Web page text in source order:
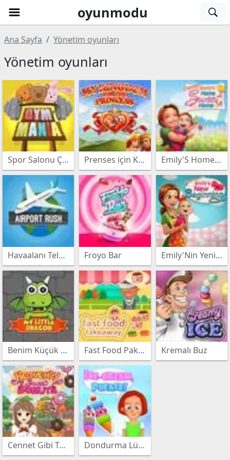
Atari
oyunları
Beceri
oyunları
3lü
Eşleştirme
oyunları
Kız
oyunları
Bulmaca
oyunları
Bakım
oyunları
Bebek
Bakıcısı
oyunları
Masa
Tenisi
oyunları
Spor
oyunları
Satranç
oyunları
Makyaj
oyunları
Giydirme
oyunları
Motor
oyunmodu
Ana Sayfa Yönetim oyunları
Yönetim oyunları
Spor Salonu Çılgınlığı Prenses için Krallığım Emily'S Home Sweet Home
Havaalanı Telaşı Froyo Bar Emily'Nin Yeni Başlangıcı
Benim Küçük Ejderham Fast Food Paket Servisi Kremalı Buz
Cennet Gibi Tatli Çörekler Dondurma Lütfen